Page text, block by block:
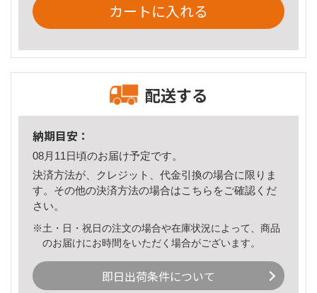
カートに入れる
配送する
納期目安：
08月11日頃のお届け予定です。
決済方法が、クレジット、代金引換の場合に限りま
す。その他の決済方法の場合はこちら をご確認くだ
さい。
※土・日・祝日の注文の場合や在庫状況によって、商品
のお届けにお時間をいただく場合がございます。
即日出荷条件について